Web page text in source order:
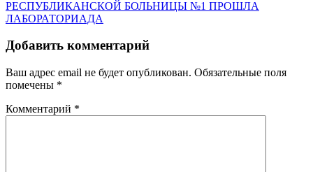
РЕСПУБЛИКАНСКОЙ БОЛЬНИЦЫ №1 ПРОШЛА
ЛАБОРАТОРИАДА
Добавить комментарий
Ваш адрес email не будет опубликован. Обязательные поля
помечены *
Комментарий *